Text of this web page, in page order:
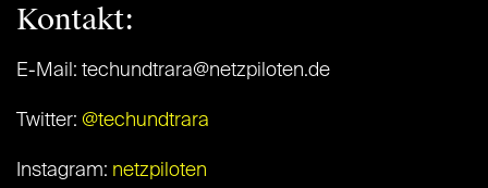
Kontakt:
E-Mail: techundtrara@netzpiloten.de
Twitter: @techundtrara
Instagram: netzpiloten